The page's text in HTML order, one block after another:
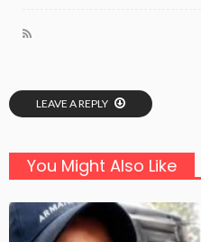
LEAVE A REPLY
You Might Also Like